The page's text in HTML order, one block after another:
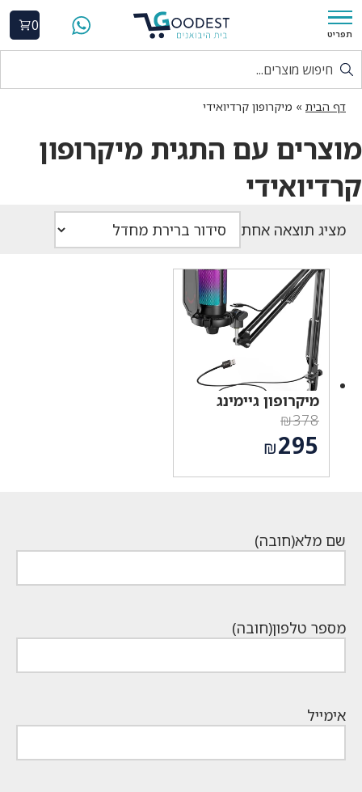
תפריט
0
דף הבית » מיקרופון קרדיואידי
מוצרים עם התגית מיקרופון
קרדיואידי
מציג תוצאה אחת
מיקרופון גיימינג
₪378
המחיר
המקורי
היה:
₪295
שם מלא(חובה)
מספר טלפון(חובה)
אימייל